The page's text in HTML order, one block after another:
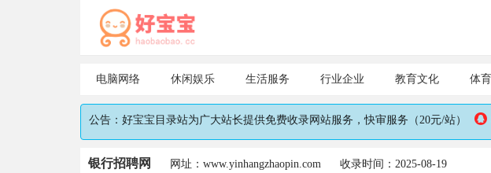
电脑网络 休闲娱乐 生活服务 行业企业 教育文化 体
公告：好宝宝目录站为广大站长提供免费收录网站服务，快审服务（20元/站）
银行招聘网 网址：www.yinhangzhaopin.com 收录时间：2025-08-19